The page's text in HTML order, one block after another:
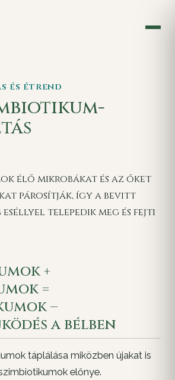
és étrend
élő mikrobákat és az őket
párosítják, így a bevitt
telepedik meg és fejti
+
=
–
a bélben
táplálása miközben újakat is
előnye.